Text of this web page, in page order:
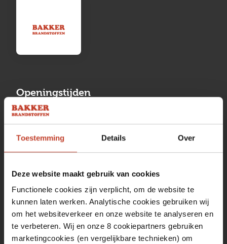
Toestemming Details Over
Deze website maakt gebruik van cookies
Functionele cookies zijn verplicht, om de website te
kunnen laten werken. Analytische cookies gebruiken wij
om het websiteverkeer en onze website te analyseren en
te verbeteren. Wij en onze 8 cookiepartners gebruiken
marketingcookies (en vergelijkbare technieken) om
Openingstijden
Maandag
13:00 tot 17:00
Dinsdag
08:00 tot 17:00
08:00 tot 17:00
Vrijdag
08:00 tot 17:00
Zaterdag
09:30 tot 12:00
Zondag
Gesloten